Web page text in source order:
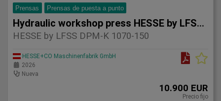
Prensas Prensas de puesta a punto
Hydraulic workshop press HESSE by LFSS DPM-K 1070-
HESSE by LFSS DPM-K 1070-150
HESSE+CO Maschinenfabrik GmbH
2026
Nueva
10.900 EUR
Precio fijo